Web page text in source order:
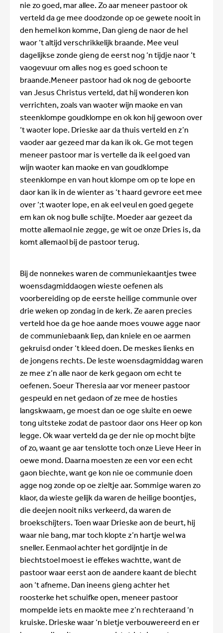
nie zo goed, mar allee. Zo aar meneer pastoor ok
verteld da ge mee doodzonde op oe gewete nooit in
den hemel kon komme, Dan gieng de naor de hel
waor ‘t altijd verschrikkelijk braande. Mee veul
dagelijkse zonde gieng de eerst nog ‘n tijdje naor ‘t
vaogevuur om alles nog es goed schoon te
braande.Meneer pastoor had ok nog de geboorte
van Jesus Christus verteld, dat hij wonderen kon
verrichten, zoals van waoter wijn maoke en van
steenklompe goudklompe en ok kon hij gewoon over
‘t waoter lope. Drieske aar da thuis verteld en z’n
vaoder aar gezeed mar da kan ik ok. Ge mot tegen
meneer pastoor mar is vertelle da ik eel goed van
wijn waoter kan maoke en van goudklompe
steenklompe en van hout klompe om op te lope en
daor kan ik in de wienter as ‘t haard gevrore eet mee
over ‘;t waoter lope, en ak eel veul en goed gegete
em kan ok nog bulle schijte. Moeder aar gezeet da
motte allemaol nie zegge, ge wit oe onze Dries is, da
komt allemaol bij de pastoor terug.
Bij de nonnekes waren de communiekaantjes twee
woensdagmiddaogen wieste oefenen als
voorbereiding op de eerste heilige communie over
drie weken op zondag in de kerk. Ze aaren precies
verteld hoe da ge hoe aande moes vouwe agge naor
de communiebaank liep, dan kniele en oe aarmen
gekruisd onder ‘t kleed doen. De meskes lienks en
de jongens rechts. De leste woensdagmiddag waren
ze mee z’n alle naor de kerk gegaon om echt te
oefenen. Soeur Theresia aar vor meneer pastoor
gespeuld en net gedaon of ze mee de hosties
langskwaam, ge moest dan oe oge sluite en oewe
tong uitsteke zodat de pastoor daor ons Heer op kon
legge. Ok waar verteld da ge der nie op mocht bijte
of zo, waant ge aar tenslotte toch onze Lieve Heer in
oewe mond. Daarna moesten ze een vor een echt
gaon biechte, want ge kon nie oe communie doen
agge nog zonde op oe zieltje aar. Sommige waren zo
klaor, da wieste gelijk da waren de heilige boontjes,
die deejen nooit niks verkeerd, da waren de
broekschijters. Toen waar Drieske aon de beurt, hij
waar nie bang, mar toch klopte z’n hartje wel wa
sneller. Eenmaol achter het gordijntje in de
biechtstoel moest ie effekes wachtte, want de
pastoor waar eerst aon de aandere kaant de biecht
aon ‘t afneme. Dan ineens gieng achter het
roosterke het schuifke open, meneer pastoor
mompelde iets en maokte mee z’n rechteraand ‘n
kruiske. Drieske waar ‘n bietje verbouwereerd en er